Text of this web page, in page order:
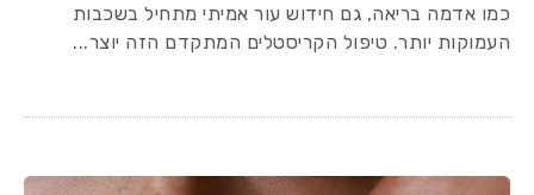
כמו אדמה בריאה, גם חידוש עור אמיתי מתחיל בשכבות
העמוקות יותר. טיפול הקריסטלים המתקדם הזה יוצר...